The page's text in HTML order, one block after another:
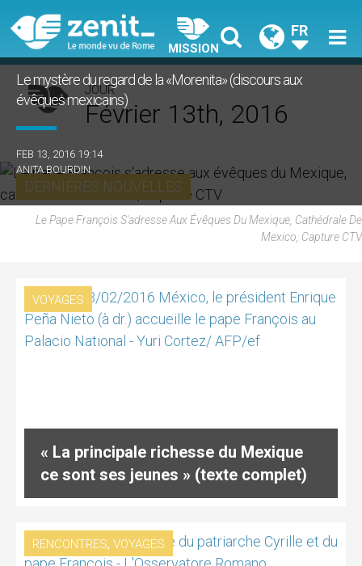
MISSION
FR
JOUR
Février 13th, 2016
DERNIÈRES NOUVELLES
Le mystère du regard de la «Morenita» (discours aux
évêques mexicains)
FEB 13, 2016 19:14
ANITA BOURDIN
Le Pape François S'adresse Aux Évêques Du Mexique, Cathédrale De
Mexico, Capture CTV
VOYAGES
« La principale richesse du Mexique
ce sont ses jeunes » (texte complet)
RENCONTRES, VOYAGES